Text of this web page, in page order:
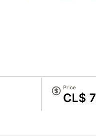
Price
CL$